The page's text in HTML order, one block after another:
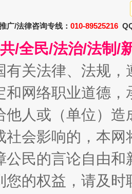
不息 一
广/法律咨询专线： 010-89525216
/全民/法治/法制/
有关法律、法规
和网络职业道德
他人或（单位）
社会影响的，本
公民的言论自由
您的权益，请及